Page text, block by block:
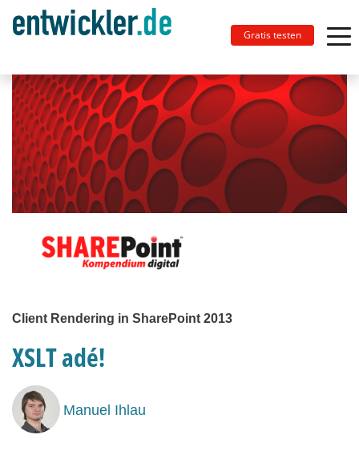
Gratis testen
Client Rendering in SharePoint 2013
XSLT adé!
Manuel Ihlau